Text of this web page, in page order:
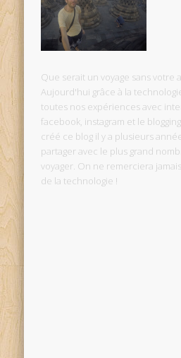
Que serait un voyage sans votre
Aujourd'hui grâce à la
toutes nos expériences avec
facebook, instagram et le
créé ce blog il y a plusieurs
partager avec le plus grand
voyager. On ne remerciera
de la technologie !